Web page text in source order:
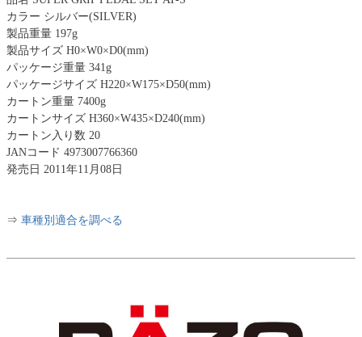
カラー シルバー(SILVER)
製品重量 197g
製品サイズ H0×W0×D0(mm)
パッケージ重量 341g
パッケージサイズ H220×W175×D50(mm)
カートン重量 7400g
カートンサイズ H360×W435×D240(mm)
カートン入り数 20
JANコード 4973007766360
発売日 2011年11月08日
⇒ 車種別適合を調べる